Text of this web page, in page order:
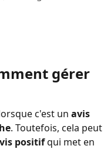
gérer
c'est un avis
. Toutefois, cela peut
positif qui met en